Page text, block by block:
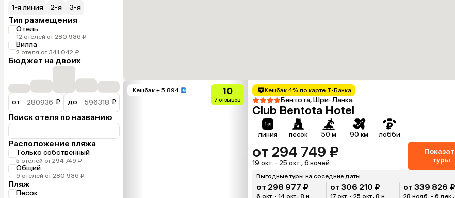
1-я линия 2-я 3-я
Тип размещения
Отель
12 отелей от 280 936 ₽
Вилла
2 отеля от 341 042 ₽
Бюджет на двоих
от ₽ до ₽
Поиск отеля по названию
Расположение пляжа
Только собственный
5 отелей от 294 749 ₽
Общий
9 отелей от 280 936 ₽
Пляж
Песок
Кешбэк + 5 894 10
7 отзывов
Кешбэк 4% по карте Т-Банка
Бентота, Шри-Ланка
Club Bentota Hotel
линия песок 50 м 90 км лобби
от 294 749 ₽
19 окт. - 25 окт., 6 ночей
туры
Выгодные туры на соседние даты
от 298 977 ₽
6 окт. - 14 окт., 8 н.
от 306 210 ₽
17 окт. - 25 окт., 8 н.
от 339 826 ₽
28 нояб. - 6 дек.,